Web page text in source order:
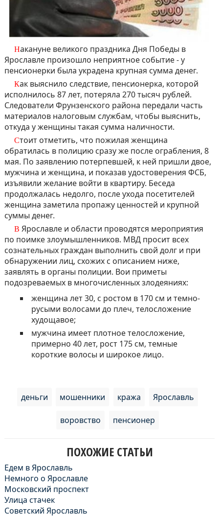
Накануне великого праздника Дня Победы в
Ярославле произошло неприятное событие - у
пенсионерки была украдена крупная сумма денег.
Как выяснило следствие, пенсионерка, которой
исполнилось 87 лет, потеряла 270 тысяч рублей.
Следователи Фрунзенского района передали часть
материалов налоговым службам, чтобы выяснить,
откуда у женщины такая сумма наличности.
Стоит отметить, что пожилая женщина
обратилась в полицию сразу же после ограбления, 8
мая. По заявлению потерпевшей, к ней пришли двое,
мужчина и женщина, и показав удостоверения ФСБ,
изъявили желание войти в квартиру. Беседа
продолжалась недолго, после ухода посетителей
женщина заметила пропажу ценностей и крупной
суммы денег.
В Ярославле и области проводятся мероприятия
по поимке злоумышленников. МВД просит всех
сознательных граждан выполнить свой долг и при
обнаружении лиц, схожих с описанием ниже,
заявлять в органы полиции. Вои приметы
подозреваемых в многочисленных злодеяниях:
женщина лет 30, с ростом в 170 см и темно-
русыми волосами до плеч, телосложение
худощавое;
мужчина имеет плотное телосложение,
примерно 40 лет, рост 175 см, темные
короткие волосы и широкое лицо.
деньги мошенники кража Ярославль
воровство пенсионер
ПОХОЖИЕ СТАТЬИ
Едем в Ярославль
Немного о Ярославле
Московский проспект
Улица стачек
Советский Ярославль